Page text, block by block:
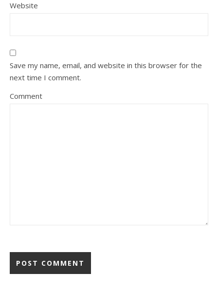
Website
Save my name, email, and website in this browser for the
next time I comment.
Comment